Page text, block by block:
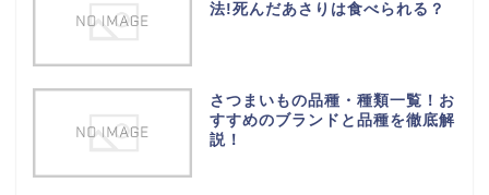
法!死んだあさりは食べられる？
さつまいもの品種・種類一覧！お
すすめのブランドと品種を徹底解
説！